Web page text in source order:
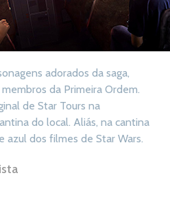
adorados da saga,
da Primeira Ordem.
de Star Tours na
do local. Aliás, na cantina
azul dos filmes de Star Wars.